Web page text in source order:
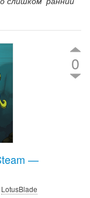
0
—
LotusBlade